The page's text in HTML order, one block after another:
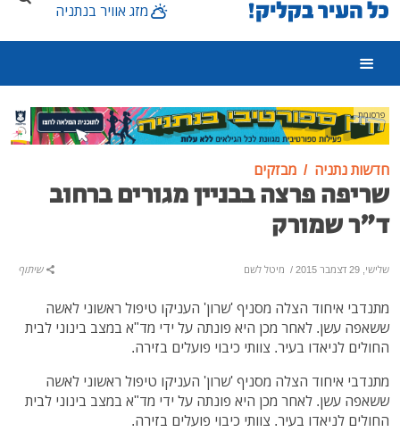
מזג אוויר בנתניה
פרסומת
חדשות נתניה מבזקים
שריפה פרצה בבניין מגורים ברחוב
ד"ר שמורק
שלישי, 29 דצמבר 2015 / מיטל לשם שיתוף
מתנדבי איחוד הצלה מסניף 'שרון' העניקו טיפול ראשוני לאשה
ששאפה עשן. לאחר מכן היא פונתה על ידי מד"א במצב בינוני לבית
החולים לניאדו בעיר. צוותי כיבוי פועלים בזירה.
מתנדבי איחוד הצלה מסניף 'שרון' העניקו טיפול ראשוני לאשה
ששאפה עשן. לאחר מכן היא פונתה על ידי מד"א במצב בינוני לבית
החולים לניאדו בעיר. צוותי כיבוי פועלים בזירה.